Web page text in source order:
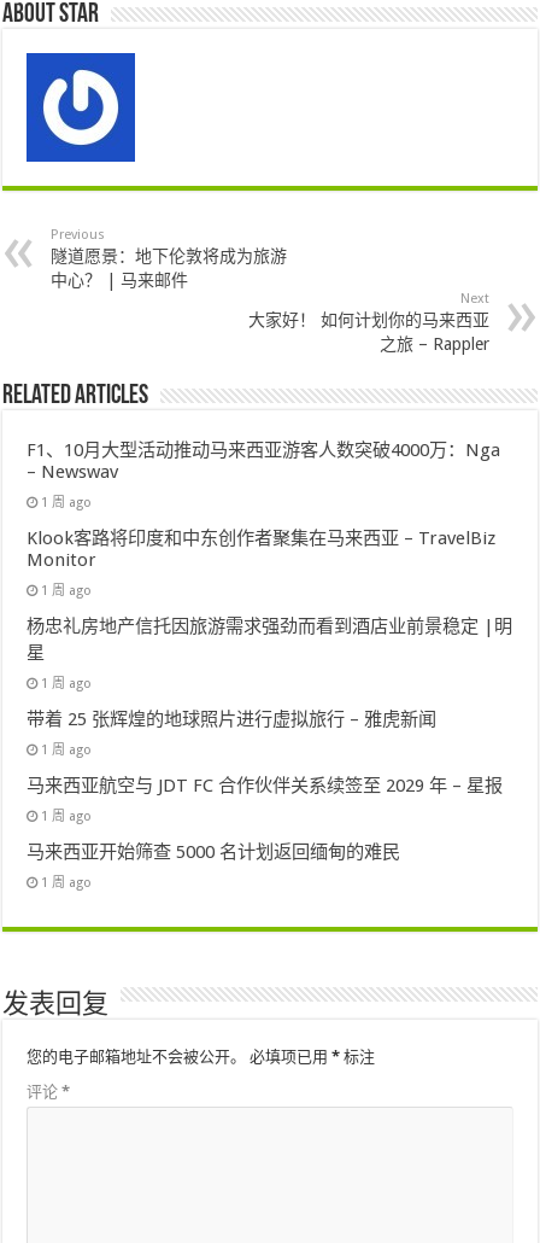
About star
Previous
隧道愿景：地下伦敦将成为旅游
中心？ | 马来邮件
Next
大家好！ 如何计划你的马来西亚
之旅 – Rappler
Related Articles
F1、10月大型活动推动马来西亚游客人数突破4000万：Nga
– Newswav
1 周 ago
Klook客路将印度和中东创作者聚集在马来西亚 – TravelBiz
Monitor
1 周 ago
杨忠礼房地产信托因旅游需求强劲而看到酒店业前景稳定 |明
星
1 周 ago
带着 25 张辉煌的地球照片进行虚拟旅行 – 雅虎新闻
1 周 ago
马来西亚航空与 JDT FC 合作伙伴关系续签至 2029 年 – 星报
1 周 ago
马来西亚开始筛查 5000 名计划返回缅甸的难民
1 周 ago
发表回复
您的电子邮箱地址不会被公开。 必填项已用* 标注
评论*